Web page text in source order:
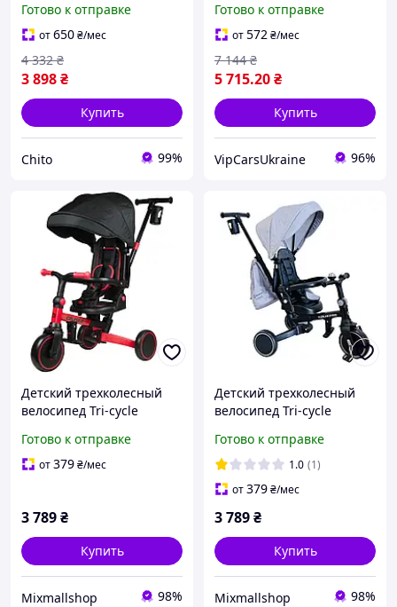
девочки и мальчика Tilly
Flash T-3812 Beige
Готово к отправке
от650₴/мес
3 898₴
4 332 ₴
Купить
Chito 99%
спинкой родительской
ручкой ремнями
безопасности
Готово к отправке
от572₴/мес
5 715.20₴
7 144 ₴
Купить
VipCarsUkraine 96%
Детский трехколесный
велосипед Tri-cycle
трансформер для роста
ребенка Красный
Готово к отправке
от379₴/мес
3 789₴
Купить
Mixmallshop 98%
Детский трехколесный
велосипед Tri-cycle
трансформер для роста
ребенка Серый
Готово к отправке
1.0 (1)
от379₴/мес
3 789₴
Купить
Mixmallshop 98%